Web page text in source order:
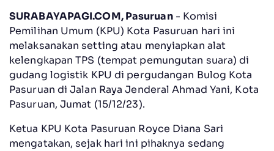
SURABAYAPAGI.COM, Pasuruan- Komisi
Pemilihan Umum (KPU) Kota Pasuruan hari ini
melaksanakan setting atau menyiapkan alat
kelengkapan TPS (tempat pemungutan suara) di
gudang logistik KPU di pergudangan Bulog Kota
Pasuruan di Jalan Raya Jenderal Ahmad Yani, Kota
Pasuruan, Jumat (15/12/23).
Ketua KPU Kota Pasuruan Royce Diana Sari
mengatakan, sejak hari ini pihaknya sedang